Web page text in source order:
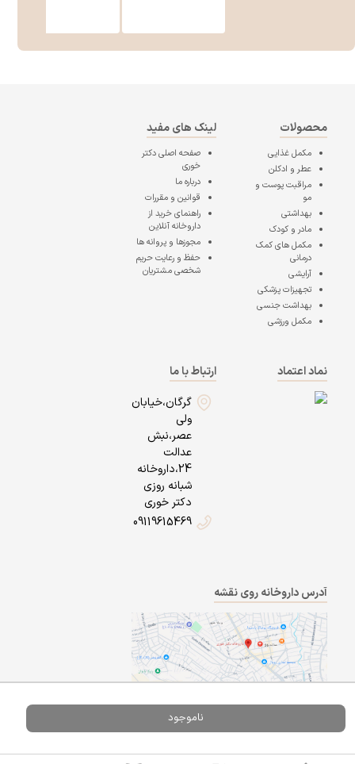
ناموجود
محصولات
مکمل غذایی
عطر و ادکلن
مراقبت پوست و
مو
بهداشتی
مادر و کودک
مکمل های کمک
درمانی
آرایشی
تجهیزات پزشکی
بهداشت جنسی
مکمل ورزشی
لینک های مفید
صفحه اصلیدکتر
خوری
درباره ما
قوانین و مقررات
راهنمای خرید از
داروخانه آنلاین
مجوزها و پروانه ها
حفظ و رعایت حریم
شخصی مشتریان
نماد اعتماد
ارتباط با ما
گرگان،خیابان
ولی
عصر،نبش
عدالت
24،داروخانه
شبانه روزی
دکتر خوری
09119615469
آدرس داروخانه روی نقشه
A Pluss
Powered By